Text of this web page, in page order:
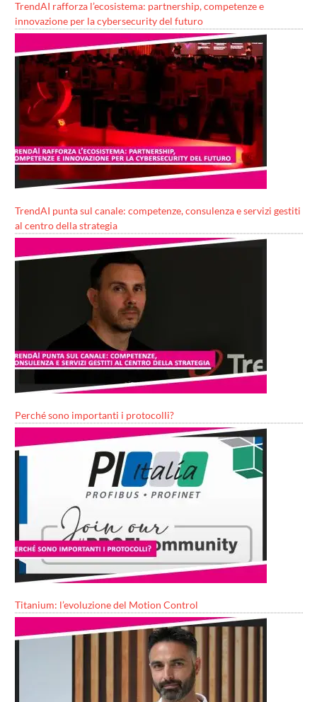
TrendAI rafforza l’ecosistema: partnership, competenze e
innovazione per la cybersecurity del futuro
TrendAI punta sul canale: competenze, consulenza e servizi gestiti
al centro della strategia
Perché sono importanti i protocolli?
Titanium: l’evoluzione del Motion Control